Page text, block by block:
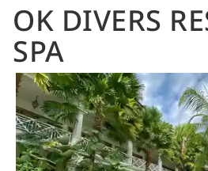
OK DIVERS
SPA